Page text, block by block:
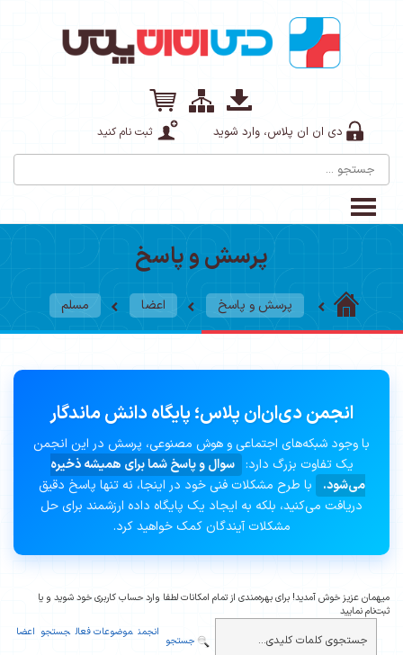
دی ان ان پلاس، وارد شوید ثبت نام کنید
پرسش و پاسخ
پرسش و پاسخ اعضا مسلم
انجمن دی‌ان‌ان پلاس؛ پایگاه دانش ماندگار
با وجود شبکه‌های اجتماعی و هوش مصنوعی، پرسش در این انجمن
یک تفاوت بزرگ دارد: سوال و پاسخ شما برای همیشه ذخیره
می‌شود.
با طرح مشکلات فنی خود در اینجا، نه تنها پاسخ دقیق
دریافت می‌کنید، بلکه به ایجاد یک پایگاه داده ارزشمند برای حل
مشکلات آیندگان کمک خواهید کرد.
میهمان عزیز خوش آمدید! برای بهره‌مندی از تمام امکانات لطفا وارد حساب کاربری خود شوید و یا
ثبت‌نام نمایید
انجمن موضوعات فعال جستجو اعضا
جستجو